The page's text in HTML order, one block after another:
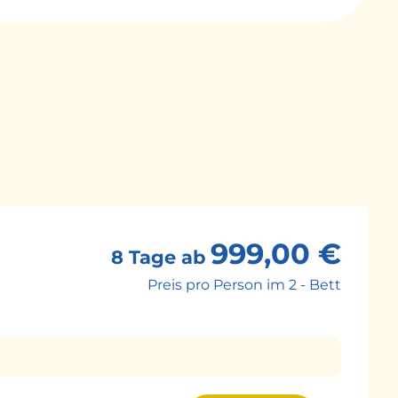
imposante Severn Brücke nach England.
8 Tage ab999,00 €
Preis pro Person im 2 - Bett